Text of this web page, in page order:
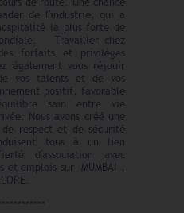
de route. Une chance
de l'industrie, qui a
la plus forte de
Travailler chez
forfaits et privilèges
également vous réjouir
vos talents et de vos
positif, favorable
sain entre vie
Nous avons créé une
respect et de sécurité
tous à un lien
d'association avec
emplois sur MUMBAI ,